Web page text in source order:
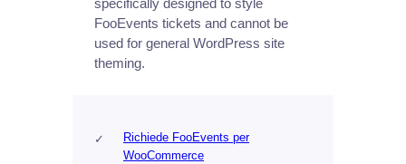
specifically designed to style
FooEvents tickets and cannot be
used for general WordPress site
theming.
Richiede FooEvents per
WooCommerce